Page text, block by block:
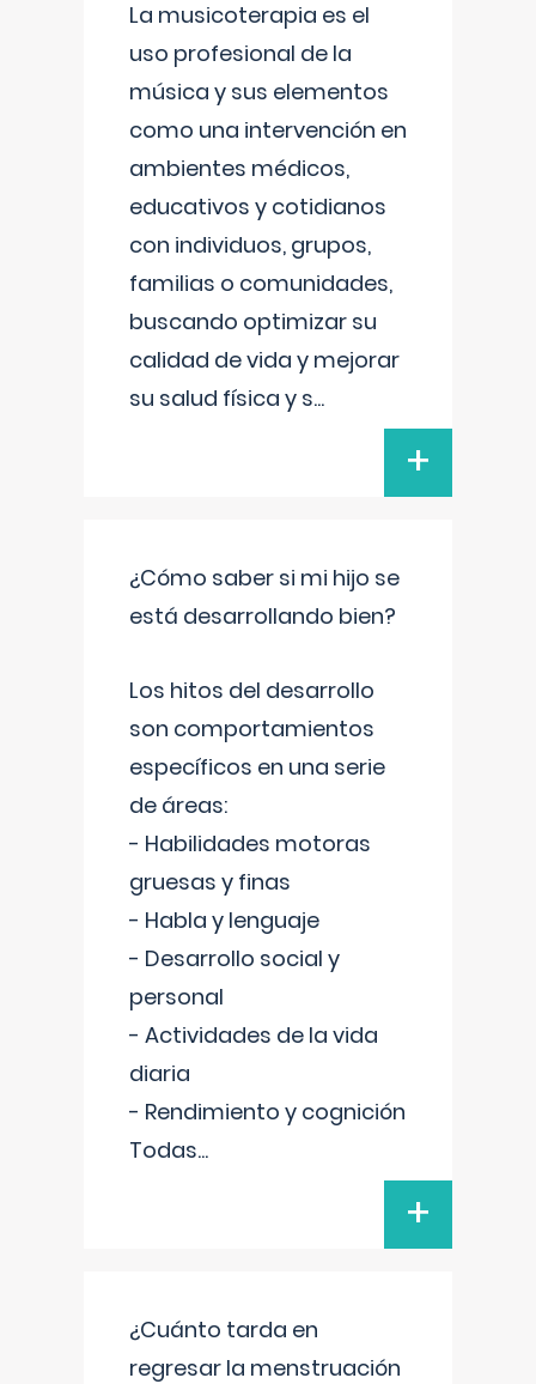
La musicoterapia es el
uso profesional de la
música y sus elementos
como una intervención en
ambientes médicos,
educativos y cotidianos
con individuos, grupos,
familias o comunidades,
buscando optimizar su
calidad de vida y mejorar
su salud física y s...
+
¿Cómo saber si mi hijo se
está desarrollando bien?
Los hitos del desarrollo
son comportamientos
específicos en una serie
de áreas:
- Habilidades motoras
gruesas y finas
- Habla y lenguaje
- Desarrollo social y
personal
- Actividades de la vida
diaria
- Rendimiento y cognición
Todas...
+
¿Cuánto tarda en
regresar la menstruación